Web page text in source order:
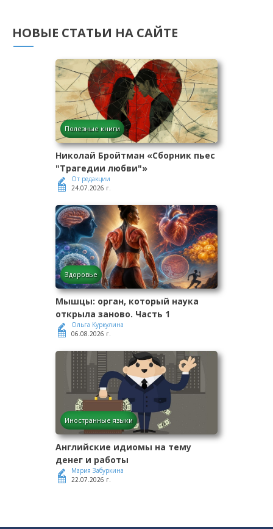
НОВЫЕ СТАТЬИ НА САЙТЕ
Полезные книги
Николай Бройтман «Сборник пьес
"Трагедии любви"»
От редакции
24.07.2026 г.
Здоровье
Мышцы: орган, который наука
открыла заново. Часть 1
Ольга Куркулина
06.08.2026 г.
Иностранные языки
Английские идиомы на тему
денег и работы
Мария Забуркина
22.07.2026 г.